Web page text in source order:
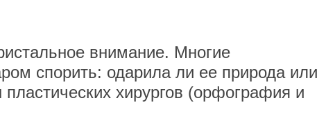
внимание. Многие
спорить: одарила ли ее природа или
пластических хирургов (орфография и